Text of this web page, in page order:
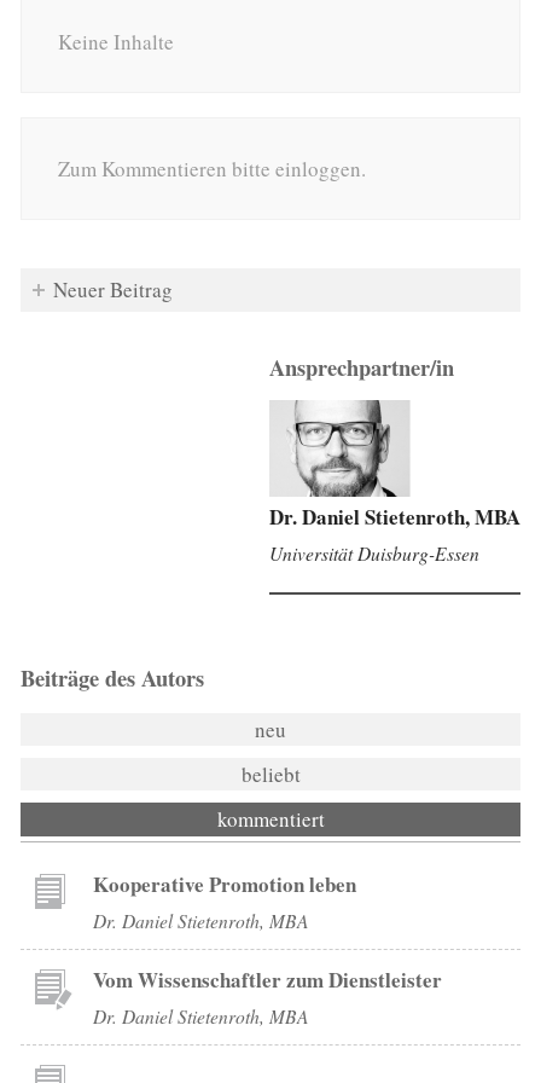
Keine Inhalte
Zum Kommentieren bitte einloggen.
Neuer Beitrag
Ansprechpartner/in
Dr. Daniel Stietenroth, MBA
Universität Duisburg-Essen
Beiträge des Autors
neu
beliebt
kommentiert
Kooperative Promotion leben
Dr. Daniel Stietenroth, MBA
Vom Wissenschaftler zum Dienstleister
Dr. Daniel Stietenroth, MBA